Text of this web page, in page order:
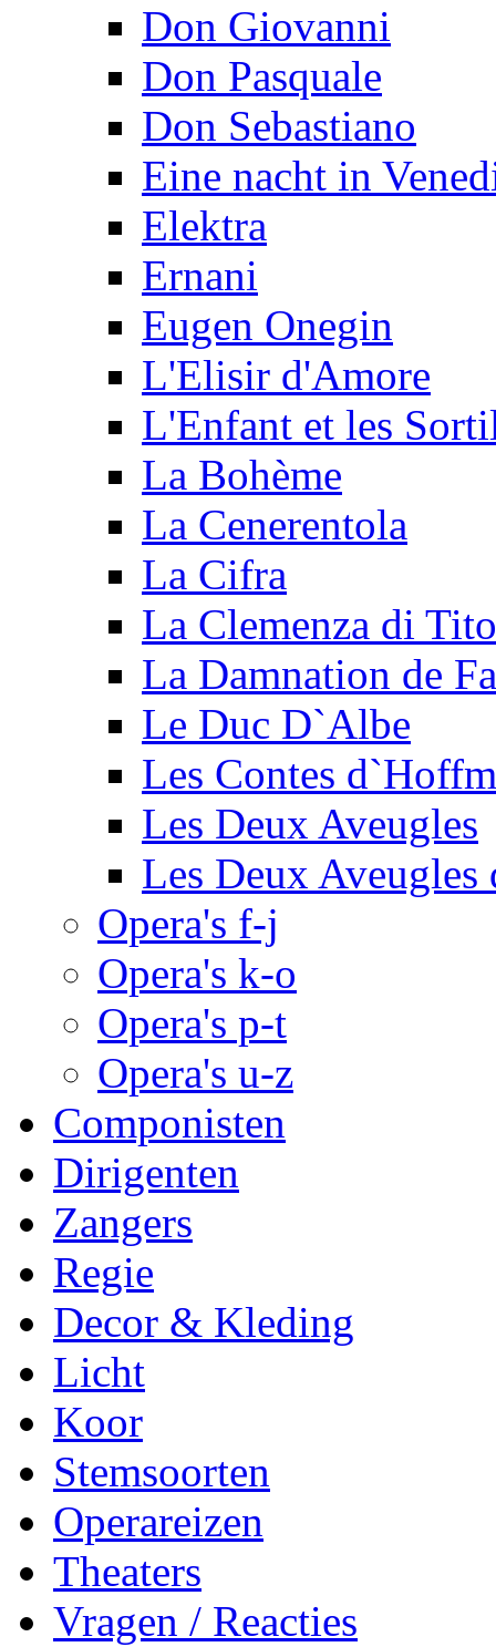
Don Giovanni
Don Pasquale
Don Sebastiano
Eine nacht in
Elektra
Ernani
Eugen Onegin
L'Elisir d'Amore
L'Enfant et les
La Bohème
La Cenerentola
La Cifra
La Clemenza di Tito
La Damnation de
Le Duc D`Albe
Les Contes
Les Deux Aveugles
Les Deux Aveugles
Opera's f-j
Opera's k-o
Opera's p-t
Opera's u-z
Componisten
Dirigenten
Zangers
Regie
Decor & Kleding
Licht
Koor
Stemsoorten
Operareizen
Theaters
Vragen / Reacties